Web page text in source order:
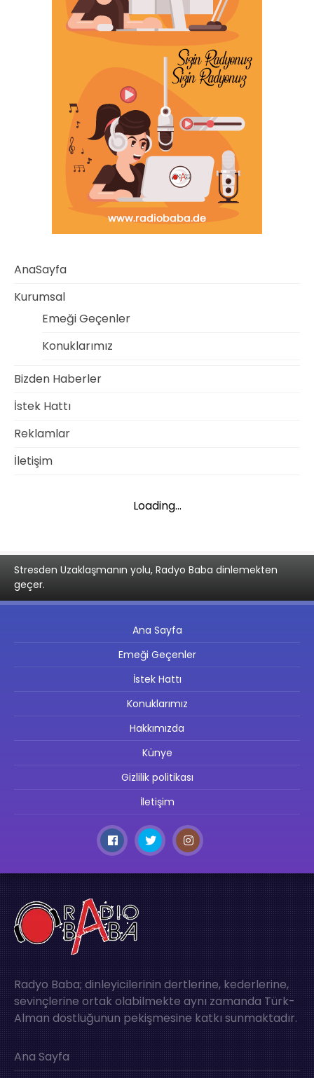
AnaSayfa
Kurumsal
Emeği Geçenler
Konuklarımız
Bizden Haberler
İstek Hattı
Reklamlar
İletişim
Loading...
Stresden Uzaklaşmanın yolu, Radyo Baba dinlemekten
geçer.
Ana Sayfa
Emeği Geçenler
İstek Hattı
Konuklarımız
Hakkımızda
Künye
Gizlilik politikası
İletişim
Radyo Baba; dinleyicilerinin dertlerine, kederlerine,
sevinçlerine ortak olabilmekte aynı zamanda Türk-
Alman dostluğunun pekişmesine katkı sunmaktadır.
Ana Sayfa